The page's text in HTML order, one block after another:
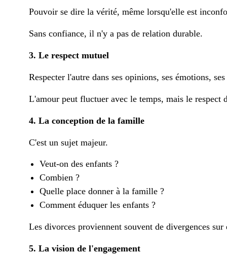
Pouvoir se dire la vérité, même lorsqu'elle est
Sans confiance, il n'y a pas de relation durable.
3. Le respect mutuel
Respecter l'autre dans ses opinions, ses émotions,
L'amour peut fluctuer avec le temps, mais le respect
4. La conception de la famille
C'est un sujet majeur.
Veut-on des enfants ?
Combien ?
Quelle place donner à la famille ?
Comment éduquer les enfants ?
Les divorces proviennent souvent de divergences sur
5. La vision de l'engagement